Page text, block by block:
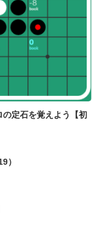
の定石を覚えよう【初
）